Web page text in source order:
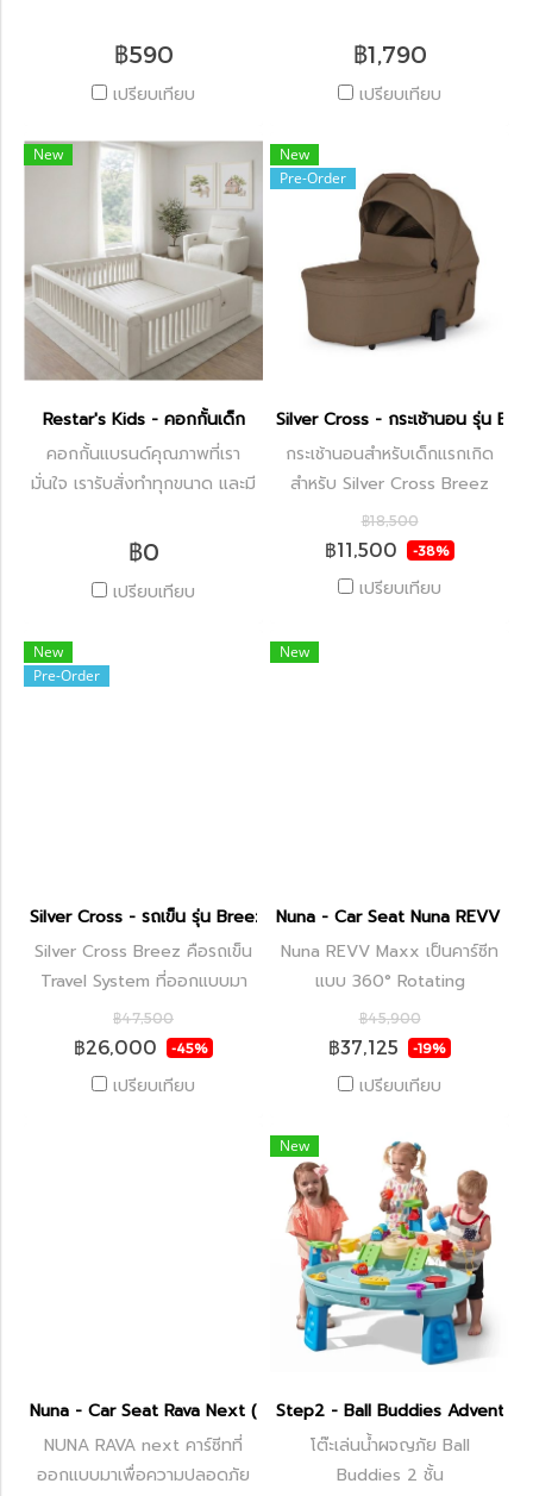
฿590
เปรียบเทียบ
฿1,790
เปรียบเทียบ
New
Restar's Kids - คอกกั้นเด็ก
คอกกั้นแบรนด์คุณภาพที่เรา
มั่นใจ เรารับสั่งทำทุกขนาด และมี
฿0
เปรียบเทียบ
New
Pre-Order
Silver Cross - กระเช้านอน รุ่น
กระเช้านอนสำหรับเด็กแรกเกิด
สำหรับ Silver Cross Breez
฿18,500
฿11,500 -38%
เปรียบเทียบ
New
Pre-Order
Silver Cross - รถเข็น รุ่น Breez Pushchair
Silver Cross Breez คือรถเข็น
Travel System ที่ออกแบบมา
เพื่อให้ทุกวันของการเป็นพ่อแม่
เป็นเรื่องง่าย ไม่ว่าจะใช้ชีวิตใน
เมืองหรือออกเดินทางท่องเที่ยว
฿47,500
฿26,000 -45%
เปรียบเทียบ
New
Nuna - Car Seat Nuna REVV
Nuna REVV Maxx เป็นคาร์ซีท
แบบ 360° Rotating
Convertible Car Seat ที่หมุน
ได้รอบตัว ช่วยให้การอุ้มลูกขึ้น-
ลงรถง่ายขึ้นมาก
฿45,900
฿37,125 -19%
เปรียบเทียบ
Nuna - Car Seat Rava Next (0-9Y)
NUNA RAVA next คาร์ซีทที่
ออกแบบมาเพื่อความปลอดภัย
New
Step2 - Ball Buddies
โต๊ะเล่นน้ำผจญภัย Ball
Buddies 2 ชั้น